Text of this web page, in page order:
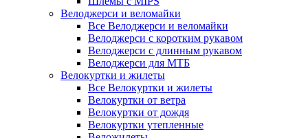
Велоджерси и веломайки
Все Велоджерси и веломайки
Велоджерси с коротким рукавом
Велоджерси с длинным рукавом
Велоджерси для МТБ
Велокуртки и жилеты
Все Велокуртки и жилеты
Велокуртки от ветра
Велокуртки от дождя
Велокуртки утепленные